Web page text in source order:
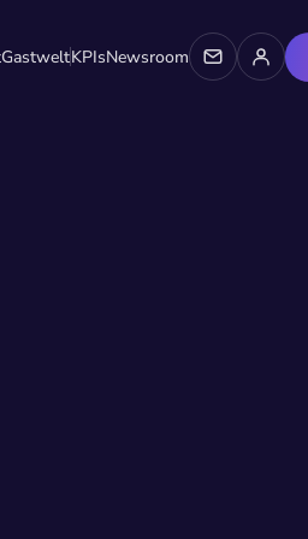
GastweltKPIsNewsroom